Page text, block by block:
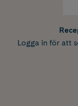
Logga in för att